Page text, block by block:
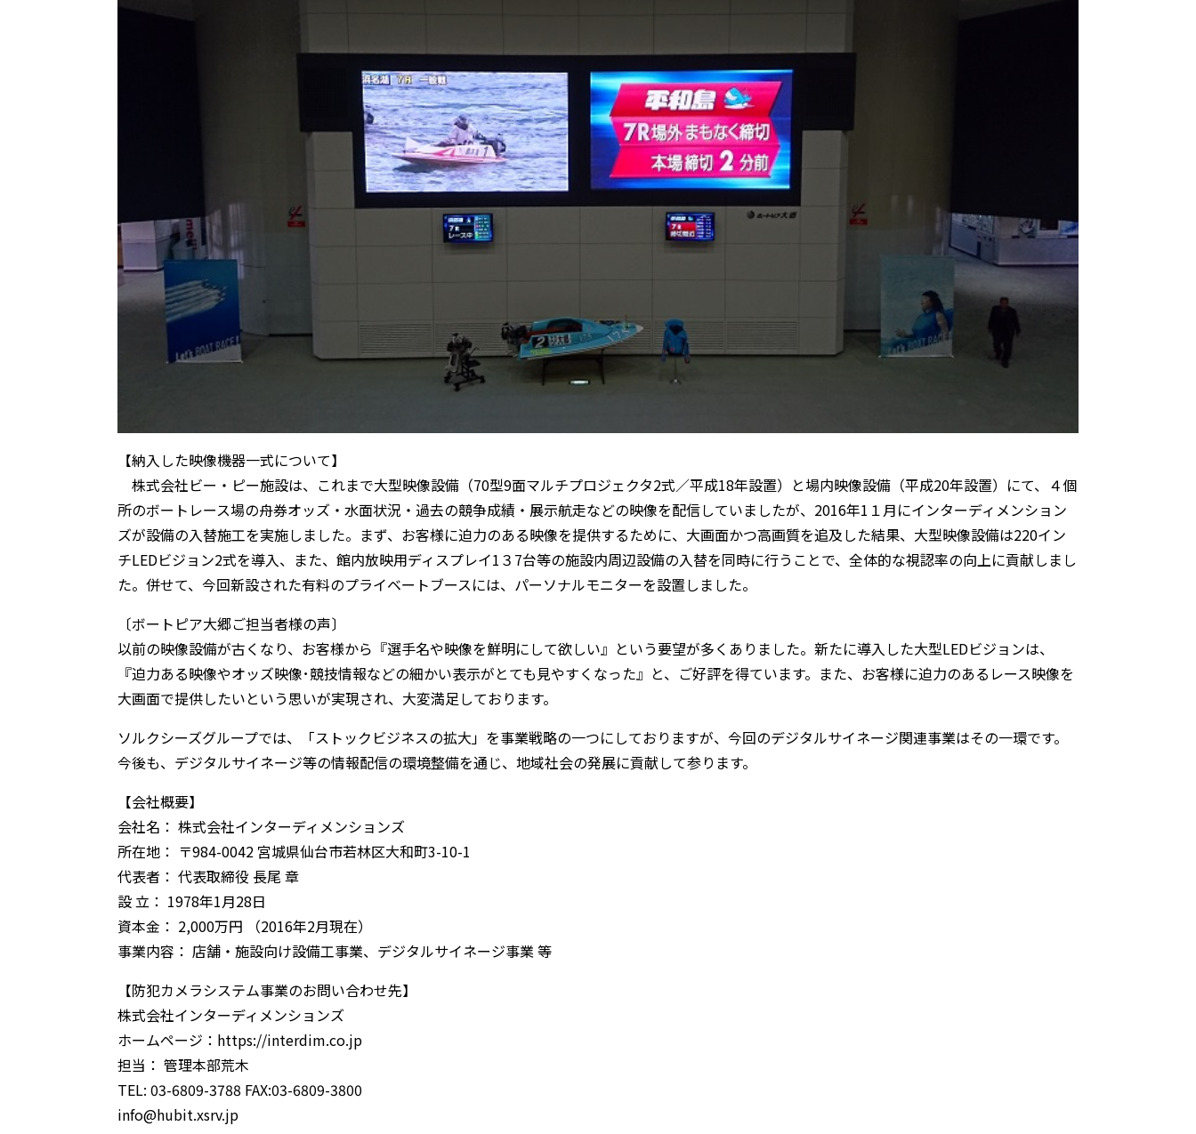
【納入した映像機器一式について】
株式会社ビー・ピー施設は、これまで大型映像設備（70型9面マルチプロジェクタ2式／平成18年設置）と場内映像設備（平成20年設置）にて、４個
所のボートレース場の舟券オッズ・水面状況・過去の競争成績・展示航走などの映像を配信していましたが、2016年1１月にインターディメンション
ズが設備の入替施工を実施しました。まず、お客様に迫力のある映像を提供するために、大画面かつ高画質を追及した結果、大型映像設備は220イン
チLEDビジョン2式を導入、また、館内放映用ディスプレイ1３7台等の施設内周辺設備の入替を同時に行うことで、全体的な視認率の向上に貢献しまし
た。併せて、今回新設された有料のプライベートブースには、パーソナルモニターを設置しました。
〔ボートピア大郷ご担当者様の声〕
以前の映像設備が古くなり、お客様から『選手名や映像を鮮明にして欲しい』という要望が多くありました。新たに導入した大型LEDビジョンは、
『迫力ある映像やオッズ映像･競技情報などの細かい表示がとても見やすくなった』と、ご好評を得ています。また、お客様に迫力のあるレース映像を
大画面で提供したいという思いが実現され、大変満足しております。
ソルクシーズグループでは、「ストックビジネスの拡大」を事業戦略の一つにしておりますが、今回のデジタルサイネージ関連事業はその一環です。
今後も、デジタルサイネージ等の情報配信の環境整備を通じ、地域社会の発展に貢献して参ります。
【会社概要】
会社名： 株式会社インターディメンションズ
所在地： 〒984-0042 宮城県仙台市若林区大和町3-10-1
代表者： 代表取締役 長尾 章
設 立： 1978年1月28日
資本金： 2,000万円 （2016年2月現在）
事業内容： 店舗・施設向け設備工事業、デジタルサイネージ事業 等
【防犯カメラシステム事業のお問い合わせ先】
株式会社インターディメンションズ
ホームページ：https://interdim.co.jp
担当： 管理本部荒木
TEL: 03-6809-3788 FAX:03-6809-3800
info@hubit.xsrv.jp